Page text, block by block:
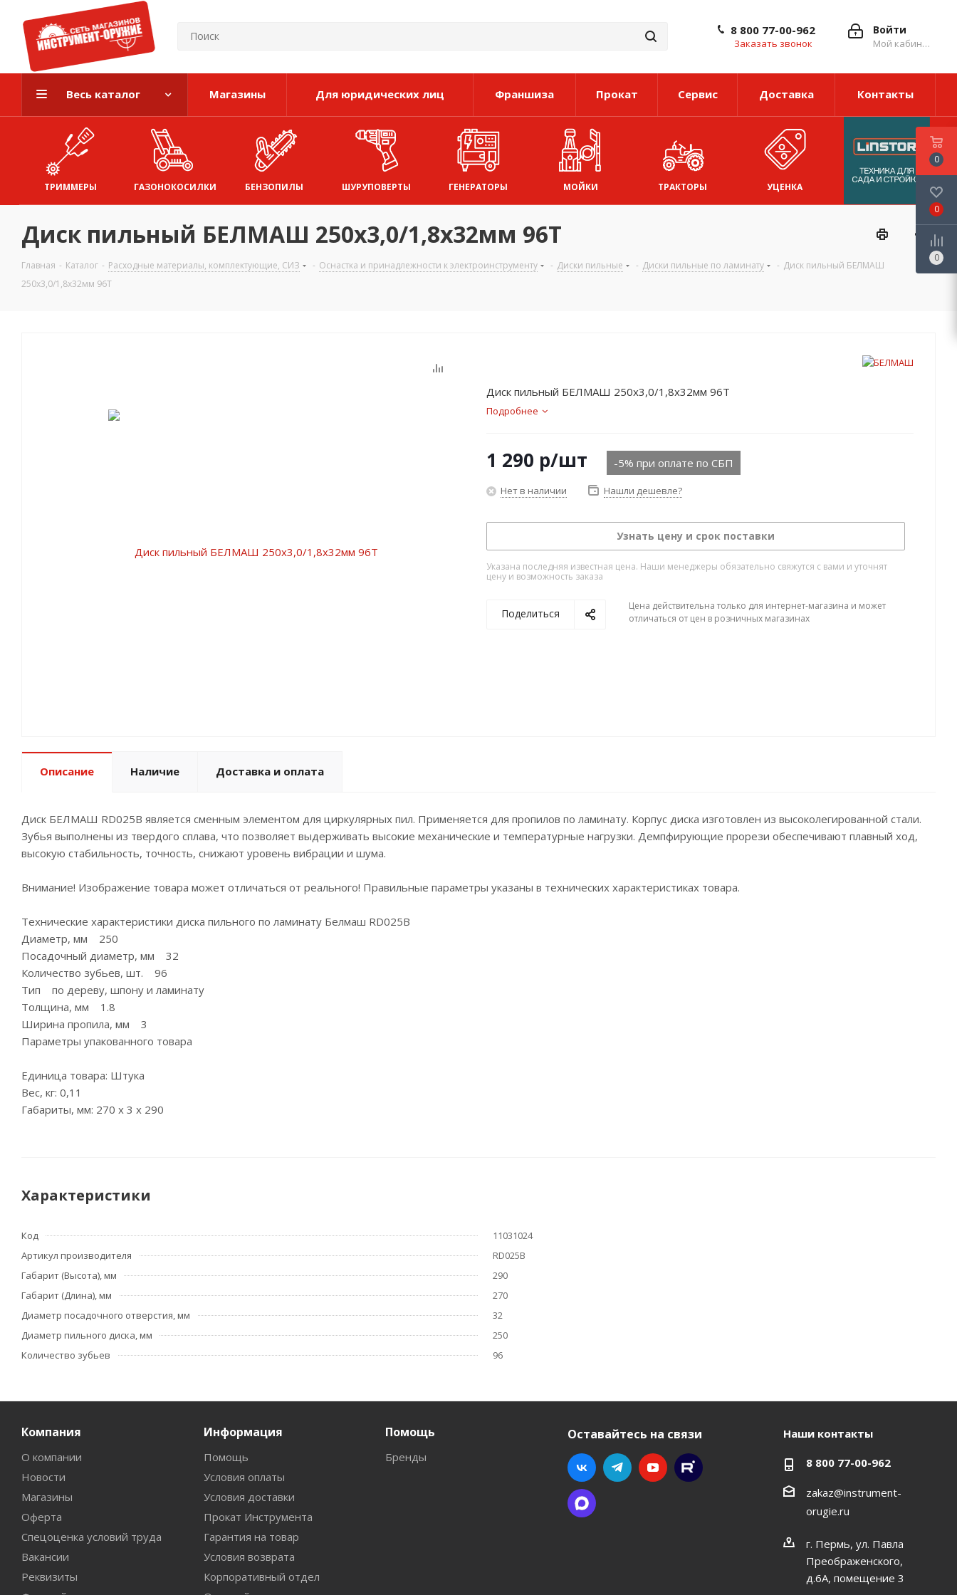
Войти
Мой кабинет
8 800 77-00-962
Заказать звонок
Весь каталог Магазины Для юридических лиц Франшиза Прокат Сервис Доставка Контакты
ТРИММЕРЫ ГАЗОНОКОСИЛКИ БЕНЗОПИЛЫ ШУРУПОВЕРТЫ ГЕНЕРАТОРЫ МОЙКИ ТРАКТОРЫ УЦЕНКА
Диск пильный БЕЛМАШ 250х3,0/1,8х32мм 96Т
Главная - Каталог - Расходные материалы, комплектующие, СИЗ - Оснастка и принадлежности к электроинструменту - Диски пильные - Диски пильные по ламинату - Диск пильный БЕЛМАШ
250х3,0/1,8х32мм 96Т
Диск пильный БЕЛМАШ 250х3,0/1,8х32мм 96Т
Подробнее
1 290 р/шт -5% при оплате по СБП
Нет в наличии Нашли дешевле?
Узнать цену и срок поставки
Указана последняя известная цена. Наши менеджеры обязательно свяжутся с вами и уточнят
цену и возможность заказа
Поделиться
Цена действительна только для интернет-магазина и может
отличаться от цен в розничных магазинах
Описание Наличие Доставка и оплата
Диск БЕЛМАШ RD025В является сменным элементом для циркулярных пил. Применяется для пропилов по ламинату. Корпус диска изготовлен из высоколегированной стали.
Зубья выполнены из твердого сплава, что позволяет выдерживать высокие механические и температурные нагрузки. Демпфирующие прорези обеспечивают плавный ход,
высокую стабильность, точность, снижают уровень вибрации и шума.
Внимание! Изображение товара может отличаться от реального! Правильные параметры указаны в технических характеристиках товара.
Технические характеристики диска пильного по ламинату Белмаш RD025В
Диаметр, мм 250
Посадочный диаметр, мм 32
Количество зубьев, шт. 96
Тип по дереву, шпону и ламинату
Толщина, мм 1.8
Ширина пропила, мм 3
Параметры упакованного товара
Единица товара: Штука
Вес, кг: 0,11
Габариты, мм: 270 x 3 x 290
Характеристики
Код
11031024
Артикул производителя
RD025В
Габарит (Высота), мм
290
Габарит (Длина), мм
270
Диаметр посадочного отверстия, мм
32
Диаметр пильного диска, мм
250
Количество зубьев
96
Компания
О компании
Новости
Магазины
Оферта
Спецоценка условий труда
Вакансии
Реквизиты
Информация
Помощь
Условия оплаты
Условия доставки
Прокат Инструмента
Гарантия на товар
Условия возврата
Корпоративный отдел
Помощь
Бренды
Оставайтесь на связи Наши контакты
8 800 77-00-962
zakaz@instrument-
orugie.ru
г. Пермь, ул. Павла
Преображенского,
д.6А, помещение 3
0
0
0